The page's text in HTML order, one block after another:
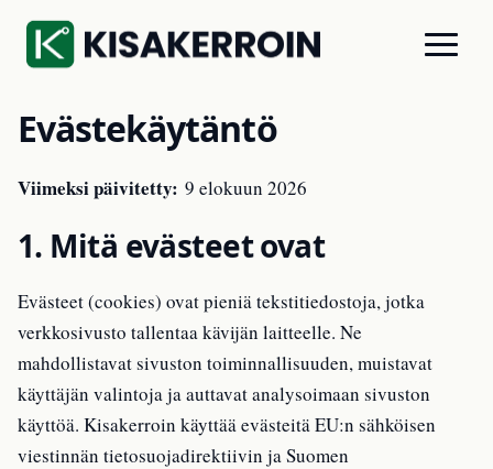
Evästekäytäntö
Viimeksi päivitetty: 9 elokuun 2026
1. Mitä evästeet ovat
Evästeet (cookies) ovat pieniä tekstitiedostoja, jotka
verkkosivusto tallentaa kävijän laitteelle. Ne
mahdollistavat sivuston toiminnallisuuden, muistavat
käyttäjän valintoja ja auttavat analysoimaan sivuston
käyttöä. Kisakerroin käyttää evästeitä EU:n sähköisen
viestinnän tietosuojadirektiivin ja Suomen